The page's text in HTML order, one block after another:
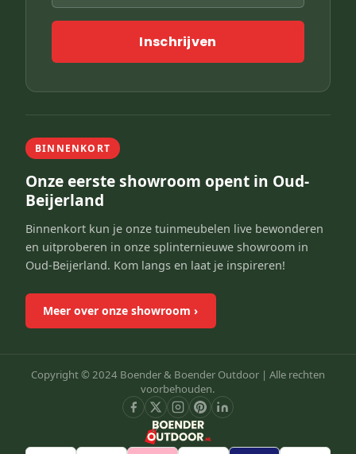
Inschrijven
BINNENKORT
Onze eerste showroom opent in Oud-
Beijerland
Binnenkort kun je onze tuinmeubelen live bewonderen
en uitproberen in onze splinternieuwe showroom in
Oud-Beijerland. Kom langs en laat je inspireren!
Meer over onze showroom ›
Copyright © 2024 Boender & Boender Outdoor | Alle rechten
voorbehouden.